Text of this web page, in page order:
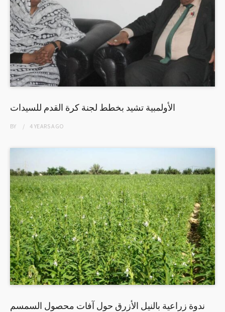
الأولمبية تشيد بخطط لجنة كرة القدم للسيدات
BY 4 YEARSAGO
ندوة زراعية بالنيل الأزرق حول آفات محصول السمسم